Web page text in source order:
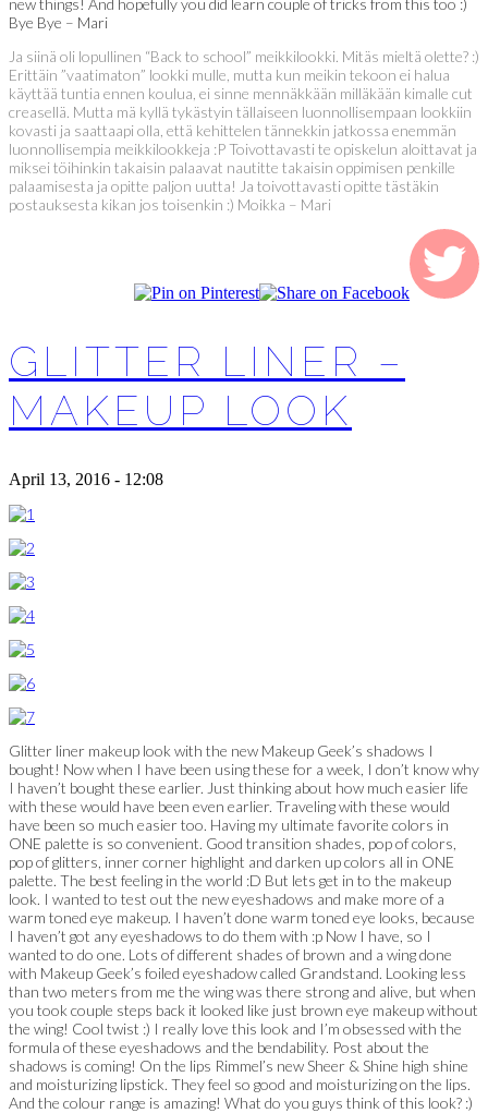
Bye Bye – Mari
Ja siinä oli lopullinen “Back to school” meikkilookki. Mitäs mieltä olette? :)
Erittäin ”vaatimaton” lookki mulle, mutta kun meikin tekoon ei halua
käyttää tuntia ennen koulua, ei sinne mennäkkään milläkään kimalle cut
creasellä. Mutta mä kyllä tykästyin tällaiseen luonnollisempaan lookkiin
kovasti ja saattaapi olla, että kehittelen tännekkin jatkossa enemmän
luonnollisempia meikkilookkeja :P Toivottavasti te opiskelun aloittavat ja
miksei töihinkin takaisin palaavat nautitte takaisin oppimisen penkille
palaamisesta ja opitte paljon uutta! Ja toivottavasti opitte tästäkin
postauksesta kikan jos toisenkin :) Moikka – Mari
GLITTER LINER –
MAKEUP LOOK
April 13, 2016 - 12:08
Glitter liner makeup look with the new Makeup Geek’s shadows I
bought! Now when I have been using these for a week, I don’t know why
I haven’t bought these earlier. Just thinking about how much easier life
with these would have been even earlier. Traveling with these would
have been so much easier too. Having my ultimate favorite colors in
ONE palette is so convenient. Good transition shades, pop of colors,
pop of glitters, inner corner highlight and darken up colors all in ONE
palette. The best feeling in the world :D But lets get in to the makeup
look. I wanted to test out the new eyeshadows and make more of a
warm toned eye makeup. I haven’t done warm toned eye looks, because
I haven’t got any eyeshadows to do them with :p Now I have, so I
wanted to do one. Lots of different shades of brown and a wing done
with Makeup Geek’s foiled eyeshadow called Grandstand. Looking less
than two meters from me the wing was there strong and alive, but when
you took couple steps back it looked like just brown eye makeup without
the wing! Cool twist :) I really love this look and I’m obsessed with the
formula of these eyeshadows and the bendability. Post about the
shadows is coming! On the lips Rimmel’s new Sheer & Shine high shine
and moisturizing lipstick. They feel so good and moisturizing on the lips.
And the colour range is amazing! What do you guys think of this look? :)